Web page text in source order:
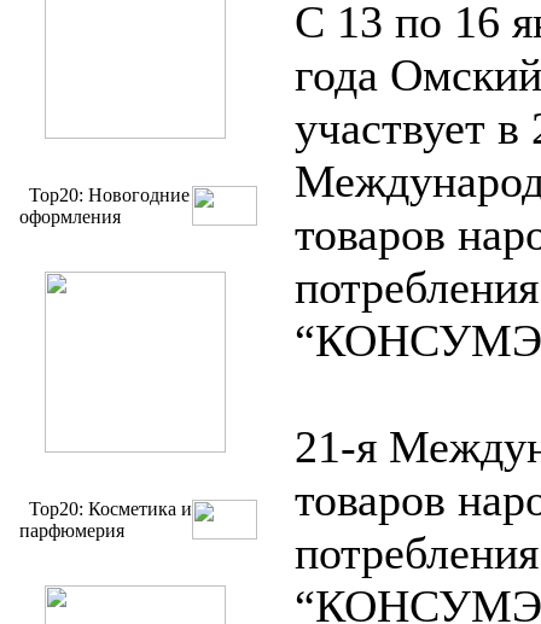
Top20: Новогодние
оформления
Top20: Косметика и
парфюмерия
C 13 по 16
года
участвует в
товаров
потребления
21-я
товаров
потребления